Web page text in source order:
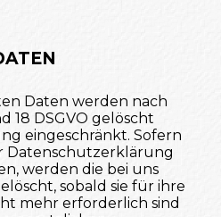
Daten werden nach
18 DSGVO gelöscht
eingeschränkt. Sofern
Datenschutzerklärung
werden die bei uns
sobald sie für ihre
mehr erforderlich sind